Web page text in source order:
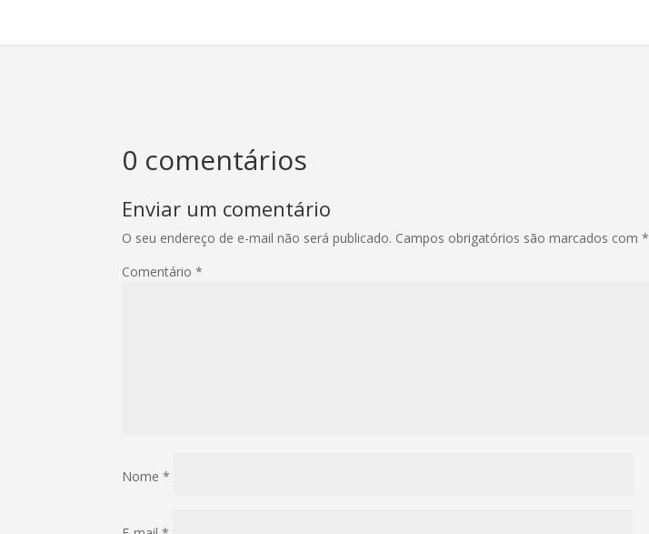
0 comentários
Enviar um comentário
O seu endereço de e-mail não será publicado. Campos obrigatórios são marcados com*
Comentário*
Nome*